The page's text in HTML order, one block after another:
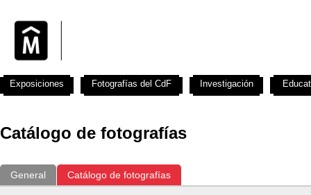
Catálogo de fotografías
General Catálogo de fotografías
Exposiciones Fotografías del CdF Investigación